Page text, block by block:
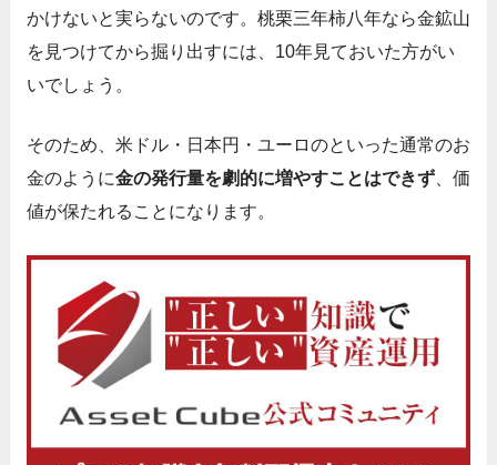
かけないと実らないのです。桃栗三年柿八年なら金鉱山
を見つけてから掘り出すには、10年見ておいた方がい
いでしょう。
そのため、米ドル・日本円・ユーロのといった通常のお
金のように金の発行量を劇的に増やすことはできず、価
値が保たれることになります。